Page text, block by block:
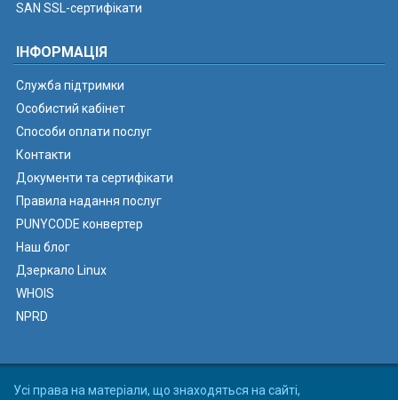
SAN SSL-сертифікати
ІНФОРМАЦІЯ
Служба підтримки
Особистий кабінет
Способи оплати послуг
Контакти
Документи та сертифікати
Правила надання послуг
PUNYCODE конвертер
Наш блог
Дзеркало Linux
WHOIS
NPRD
Усі права на матеріали, що знаходяться на сайті,